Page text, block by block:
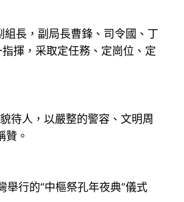
長，副局長曹鋒、司令國、丁
揮，采取定任務、定崗位、定
待人，以嚴整的警容、文明周
贊。
行的“中樞祭孔年夜典”儀式